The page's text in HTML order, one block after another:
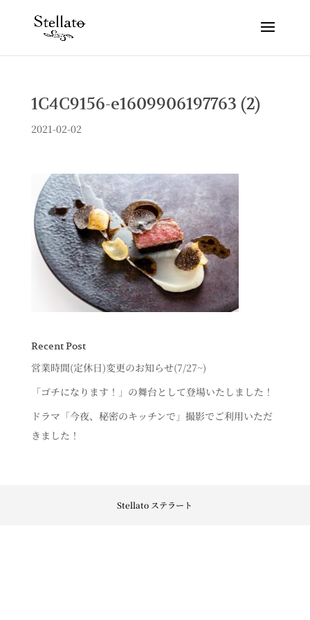
1C4C9156-e1609906197763 (2)
2021-02-02
Recent Post
営業時間(定休日)変更のお知らせ(7/27~)
「ゴチになります！」の舞台として登場いたしました！
ドラマ「今夜、秘密のキッチンで」撮影でご利用いただ
きました！
Stellato ステラート